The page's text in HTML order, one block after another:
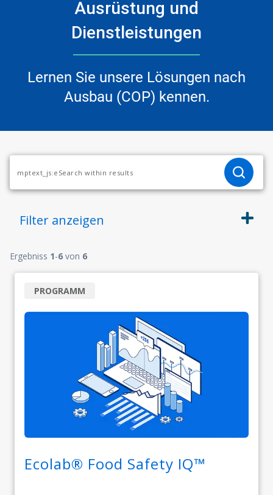
Ausrüstung und
Dienstleistungen
Lernen Sie unsere Lösungen nach
Ausbau (COP) kennen.
Filter anzeigen
Ergebniss 1-6 von 6
Ecolab® Food Safety IQ™
PROGRAMM